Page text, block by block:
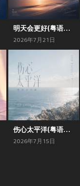
明天会更好(粤语女声版)
2026年7月21日
伤心太平洋(粤语女声版)
2026年7月15日